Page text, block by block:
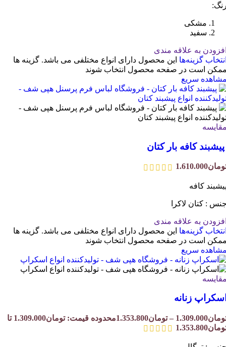
مشکی
سفید
به علاقه مندی
گزینه‌ها این محصول دارای انواع مختلفی می باشد. گزینه ها
است در صفحه محصول انتخاب شوند
سریع
کافه بار کتان
1.610.000
کافه
: کتان لاکرا
به علاقه مندی
گزینه‌ها این محصول دارای انواع مختلفی می باشد. گزینه ها
است در صفحه محصول انتخاب شوند
سریع
زنانه
1.309.000
– تومان1.353.800
محدوده قیمت: تومان1.309.000 تا